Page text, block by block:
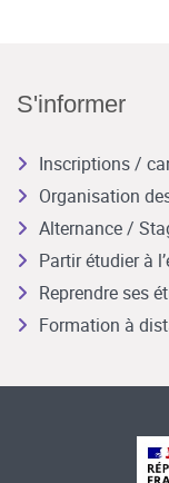
S'informer
Inscriptions /
Organisation
Alternance /
Partir étudier à
Reprendre ses
Formation à